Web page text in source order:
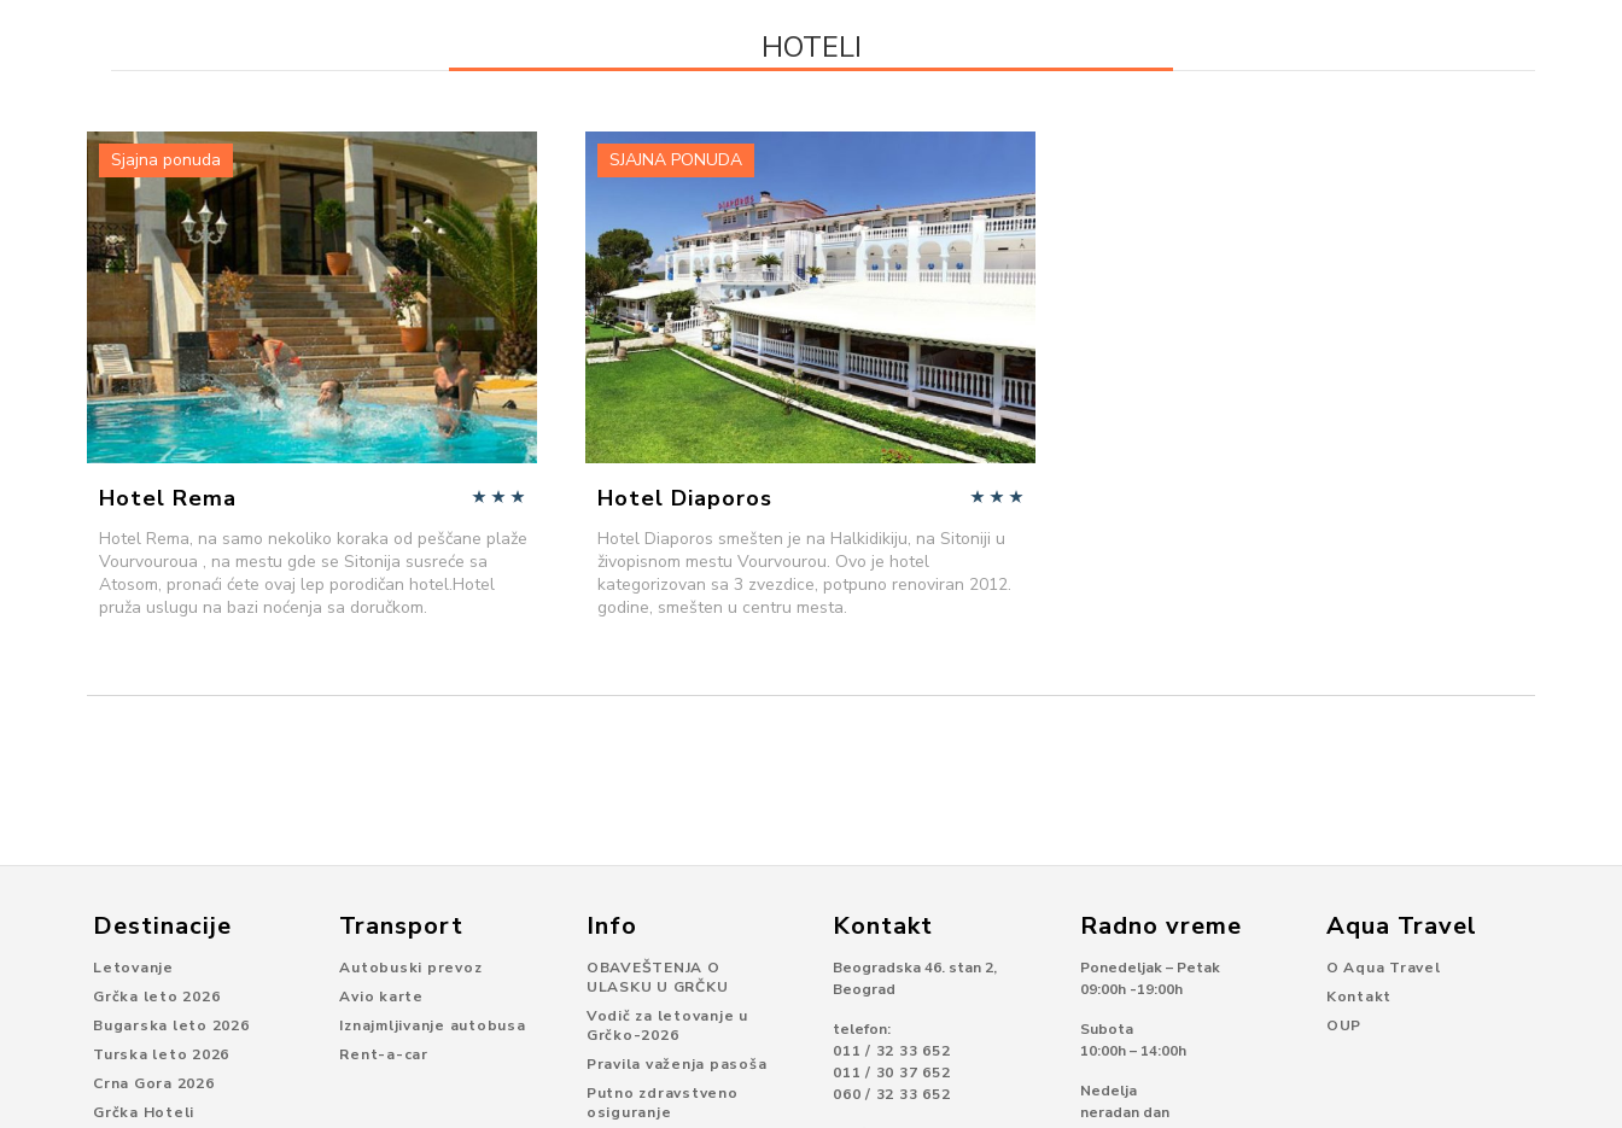
HOTELI
Sjajna ponuda
VIŠE INFORMACIJA
POŠALJITE UPIT
Hotel Rema
Hotel Rema, na samo nekoliko koraka od peščane plaže
Vourvouroua , na mestu gde se Sitonija susreće sa
Atosom, pronaći ćete ovaj lep porodičan hotel.Hotel
pruža uslugu na bazi noćenja sa doručkom.
SJAJNA PONUDA
VIŠE INFORMACIJA
POŠALJITE UPIT
Hotel Diaporos
Hotel Diaporos smešten je na Halkidikiju, na Sitoniji u
živopisnom mestu Vourvourou. Ovo je hotel
kategorizovan sa 3 zvezdice, potpuno renoviran 2012.
godine, smešten u centru mesta.
Destinacije
Letovanje
Grčka leto 2026
Bugarska leto 2026
Turska leto 2026
Crna Gora 2026
Grčka Hoteli
Transport
Autobuski prevoz
Avio karte
Iznajmljivanje autobusa
Rent-a-car
Info
OBAVEŠTENJA O
ULASKU U GRČKU
Vodič za letovanje u
Grčko-2026
Pravila važenja pasoša
Putno zdravstveno
osiguranje
Kontakt
Beogradska 46. stan 2,
Beograd
telefon:
011 / 32 33 652
011 / 30 37 652
060 / 32 33 652
Radno vreme
Ponedeljak – Petak
09:00h -19:00h
Subota
10:00h – 14:00h
Nedelja
neradan dan
Aqua Travel
O Aqua Travel
Kontakt
OUP